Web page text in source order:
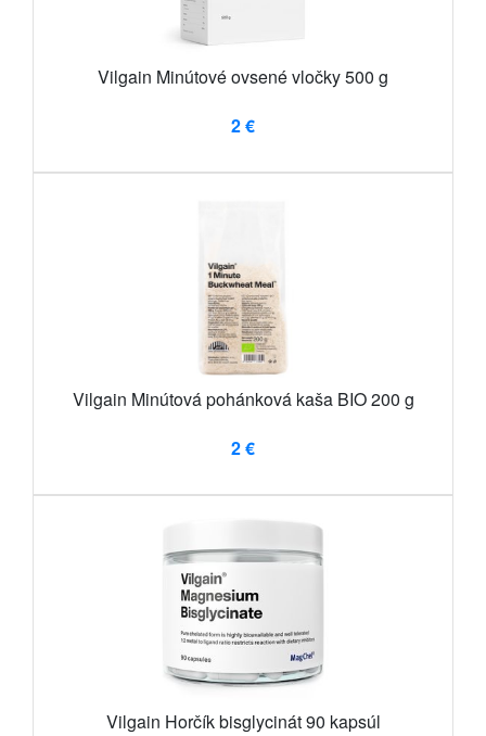
Vilgain Minútové ovsené vločky 500 g
2 €
Vilgain Minútová pohánková kaša BIO 200 g
2 €
Vilgain Horčík bisglycinát 90 kapsúl